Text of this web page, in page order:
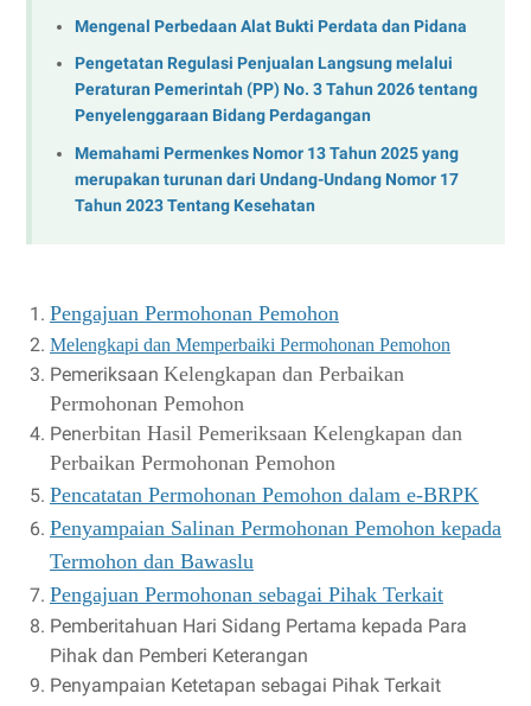
Mengenal Perbedaan Alat Bukti Perdata dan Pidana
Pengetatan Regulasi Penjualan Langsung melalui
Peraturan Pemerintah (PP) No. 3 Tahun 2026 tentang
Penyelenggaraan Bidang Perdagangan
Memahami Permenkes Nomor 13 Tahun 2025 yang
merupakan turunan dari Undang-Undang Nomor 17
Tahun 2023 Tentang Kesehatan
Pengajuan Permohonan Pemohon
Melengkapi dan Memperbaiki Permohonan Pemohon
Pemeriksaan Kelengkapan dan Perbaikan
Permohonan Pemohon
Penerbitan Hasil Pemeriksaan Kelengkapan dan
Perbaikan Permohonan Pemohon
Pencatatan Permohonan Pemohon dalam e-BRPK
Penyampaian Salinan Permohonan Pemohon kepada
Termohon dan Bawaslu
Pengajuan Permohonan sebagai Pihak Terkait
Pemberitahuan Hari Sidang Pertama kepada Para
Pihak dan Pemberi Keterangan
Penyampaian Ketetapan sebagai Pihak Terkait